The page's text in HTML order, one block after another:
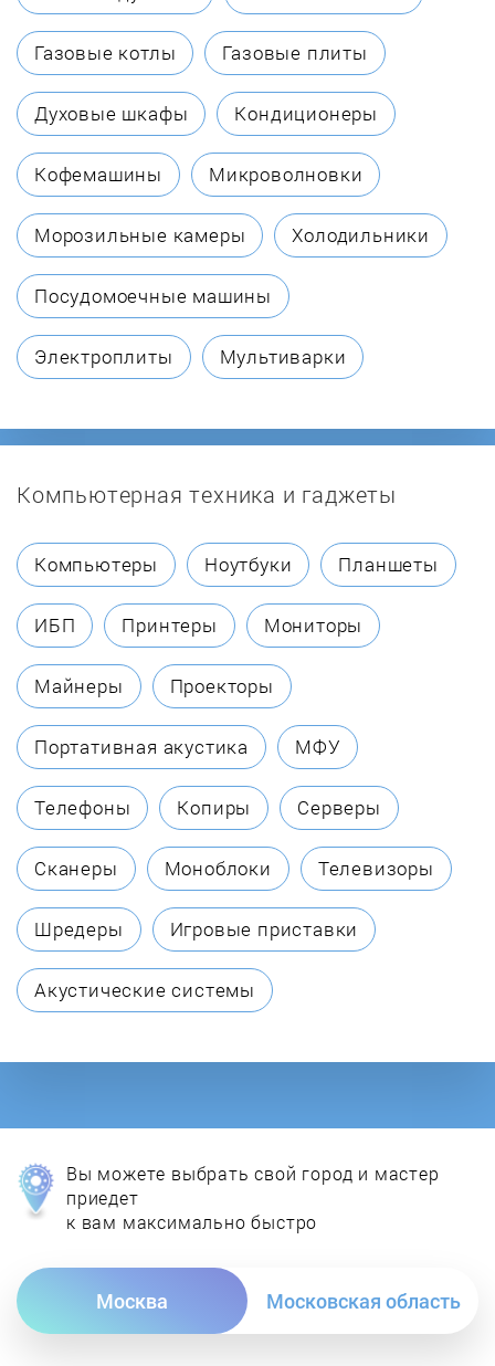
Biol
Borinskoe
Bosch
Buderus
BURNiT
Coleman
Dakon
Danko
Dantex
DanVex
De Dietrich
Defro
DON
Ecoflam
Electrolux
Газовые котлы Газовые плиты
Духовые шкафы Кондиционеры
Кофемашины Микроволновки
Морозильные камеры Холодильники
Посудомоечные машины
Электроплиты Мультиварки
Компьютерная техника и гаджеты
Компьютеры Ноутбуки Планшеты
ИБП Принтеры Мониторы
Майнеры Проекторы
Портативная акустика МФУ
Телефоны Копиры Серверы
Сканеры Моноблоки Телевизоры
Шредеры Игровые приставки
Акустические системы
Вы можете выбрать свой город и мастер
приедет
к вам максимально быстро
Москва Московская область